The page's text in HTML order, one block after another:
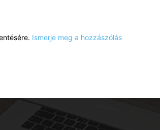
Ismerje meg a hozzászólás